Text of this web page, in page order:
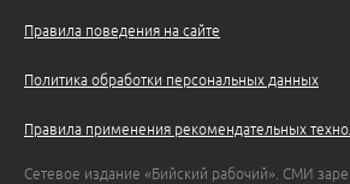
Правила поведения на сайте
Политика обработки персональных данных
Правила применения рекомендательных
Сетевое издание «Бийский рабочий». СМИ